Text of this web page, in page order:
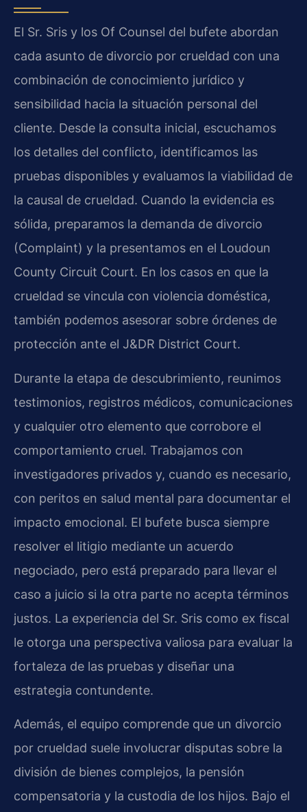
El Sr. Sris y los Of Counsel del bufete abordan
cada asunto de divorcio por crueldad con una
combinación de conocimiento jurídico y
sensibilidad hacia la situación personal del
cliente. Desde la consulta inicial, escuchamos
los detalles del conflicto, identificamos las
pruebas disponibles y evaluamos la viabilidad de
la causal de crueldad. Cuando la evidencia es
sólida, preparamos la demanda de divorcio
(Complaint) y la presentamos en el Loudoun
County Circuit Court. En los casos en que la
crueldad se vincula con violencia doméstica,
también podemos asesorar sobre órdenes de
protección ante el J&DR District Court.
Durante la etapa de descubrimiento, reunimos
testimonios, registros médicos, comunicaciones
y cualquier otro elemento que corrobore el
comportamiento cruel. Trabajamos con
investigadores privados y, cuando es necesario,
con peritos en salud mental para documentar el
impacto emocional. El bufete busca siempre
resolver el litigio mediante un acuerdo
negociado, pero está preparado para llevar el
caso a juicio si la otra parte no acepta términos
justos. La experiencia del Sr. Sris como ex fiscal
le otorga una perspectiva valiosa para evaluar la
fortaleza de las pruebas y diseñar una
estrategia contundente.
Además, el equipo comprende que un divorcio
por crueldad suele involucrar disputas sobre la
división de bienes complejos, la pensión
compensatoria y la custodia de los hijos. Bajo el